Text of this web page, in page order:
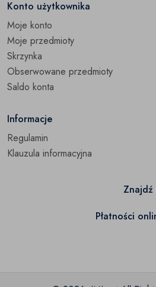
Konto użytkownika
Moje konto
Moje przedmioty
Skrzynka
Obserwowane przedmioty
Saldo konta
Informacje
Regulamin
Klauzula informacyjna
Znajdź
Płatności